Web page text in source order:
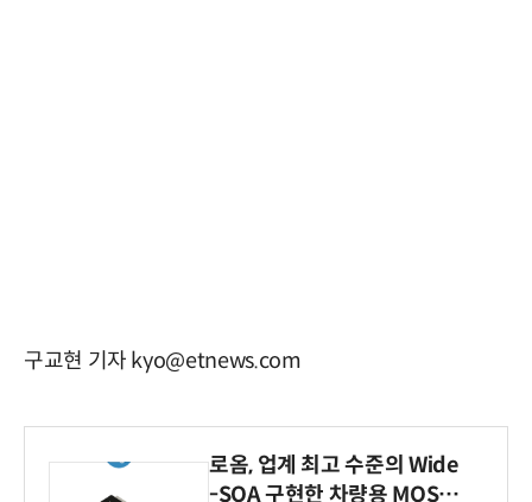
구교현 기자 kyo@etnews.com
로옴, 업계 최고 수준의 Wide
-SOA 구현한 차량용 MOSF